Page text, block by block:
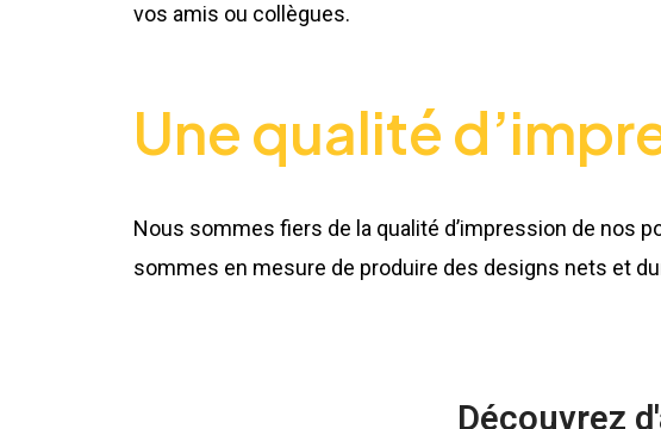
vos amis ou collègues.
Une qualité
Nous sommes fiers de la qualité d’impression de nos
sommes en mesure de produire des designs nets et
Découvrez